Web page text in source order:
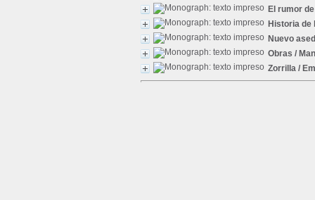
El rumor
Historia de
Nuevo
Obras /
Zorrilla /